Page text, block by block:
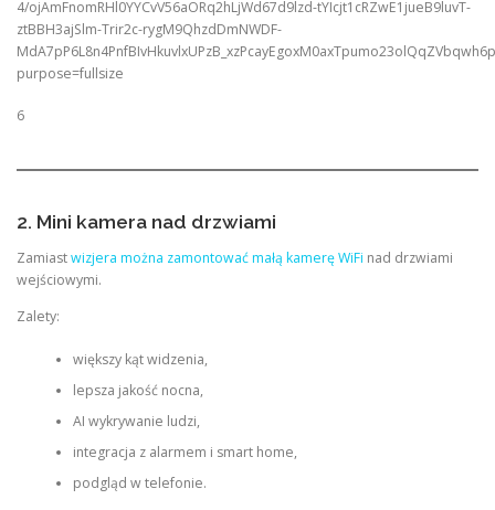
6
2. Mini kamera nad drzwiami
Zamiastwizjera można zamontować małą kamerę WiFi nad drzwiami
wejściowymi.
Zalety:
większy kąt widzenia,
lepsza jakość nocna,
AI wykrywanie ludzi,
integracja z alarmem i smart home,
podgląd w telefonie.